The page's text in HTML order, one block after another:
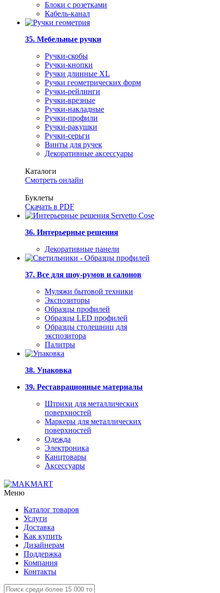
Блоки с розетками
Кабель-канал
35. Мебельные ручки
Ручки-скобы
Ручки-кнопки
Ручки длинные XL
Ручки геометрических форм
Ручки-рейлинги
Ручки-врезные
Ручки-накладные
Ручки-профили
Ручки-ракушки
Ручки-серьги
Винты для ручек
Декоративные аксессуары
Каталоги
Смотреть онлайн
Буклеты
Скачать в PDF
36. Интерьерные решения
Декоративные панели
37. Все для шоу-румов и салонов
Муляжи бытовой техники
Экспозиторы
Образцы профилей
Образцы LED профилей
Образцы столешниц для
экспозитора
Палитры
38. Упаковка
39. Реставрационные материалы
Штрихи для металлических
поверхностей
Маркеры для металлических
поверхностей
Одежда
Электроника
Канцтовары
Аксессуары
Меню
Каталог товаров
Услуги
Доставка
Как купить
Дизайнерам
Поддержка
Компания
Контакты